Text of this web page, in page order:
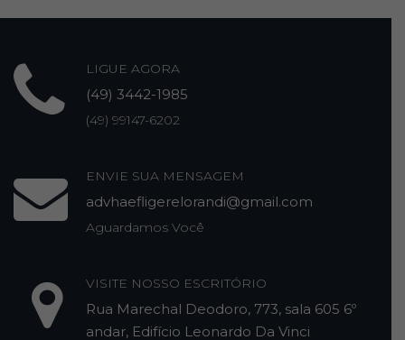
LIGUE AGORA
(49) 3442-1985
(49) 99147-6202
ENVIE SUA MENSAGEM
advhaefligerelorandi@gmail.com
Aguardamos Você
VISITE NOSSO ESCRITÓRIO
Rua Marechal Deodoro, 773, sala 605 6º
andar, Edifício Leonardo Da Vinci